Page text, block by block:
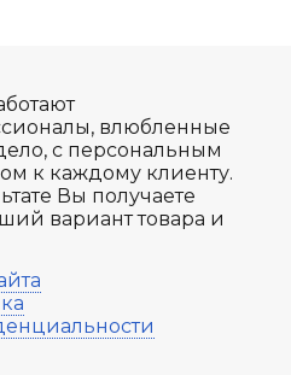
влюбленные
с персональным
к каждому клиенту.
Вы получаете
вариант товара и